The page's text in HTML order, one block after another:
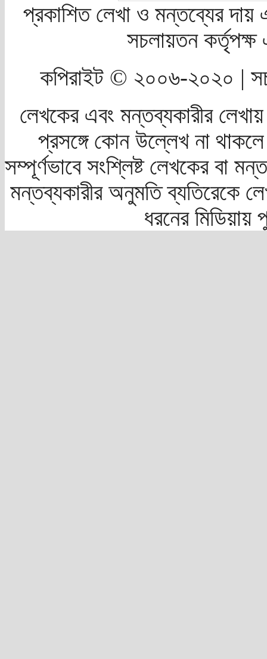
প্রকাশিত লেখা ও মন্তব্যের দায়
সচলায়তন
কপিরাইট © ২০০৬-২০২০ |
লেখকের এবং মন্তব্যকারীর
প্রসঙ্গে কোন উল্লেখ না
সম্পূর্ণভাবে সংশ্লিষ্ট লেখকের বা
মন্তব্যকারীর অনুমতি ব্যতিরেকে
ধরনের মিডিয়ায়